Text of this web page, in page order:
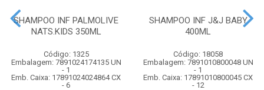
SHAMPOO INF PALMOLIVE
NATS.KIDS 350ML
Código: 1325
Embalagem: 7891024174135 UN
- 1
Emb. Caixa: 17891024024864 CX
- 6
SHAMPOO INF J&J BABY
400ML
Código: 18058
Embalagem: 7891010800048 UN
- 1
Emb. Caixa: 17891010800045 CX
- 12